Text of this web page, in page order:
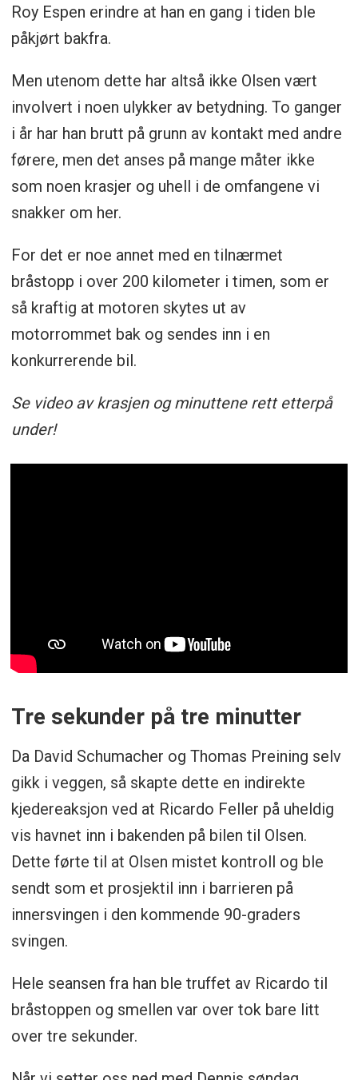
Roy Espen erindre at han en gang i tiden ble
påkjørt bakfra.
Men utenom dette har altså ikke Olsen vært
involvert i noen ulykker av betydning. To ganger
i år har han brutt på grunn av kontakt med andre
førere, men det anses på mange måter ikke
som noen krasjer og uhell i de omfangene vi
snakker om her.
For det er noe annet med en tilnærmet
bråstopp i over 200 kilometer i timen, som er
så kraftig at motoren skytes ut av
motorrommet bak og sendes inn i en
konkurrerende bil.
Se video av krasjen og minuttene rett etterpå
under!
Tre sekunder på tre minutter
Da David Schumacher og Thomas Preining selv
gikk i veggen, så skapte dette en indirekte
kjedereaksjon ved at Ricardo Feller på uheldig
vis havnet inn i bakenden på bilen til Olsen.
Dette førte til at Olsen mistet kontroll og ble
sendt som et prosjektil inn i barrieren på
innersvingen i den kommende 90-graders
svingen.
Hele seansen fra han ble truffet av Ricardo til
bråstoppen og smellen var over tok bare litt
over tre sekunder.